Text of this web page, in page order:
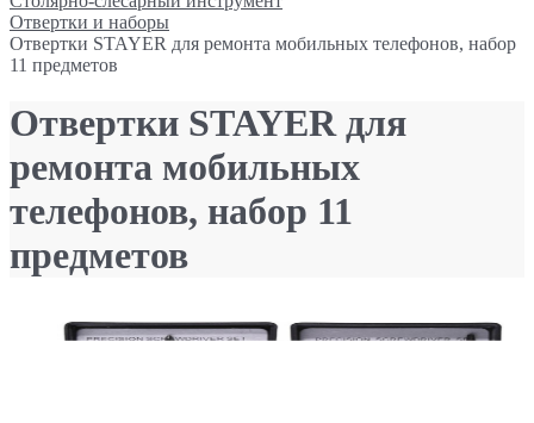
Отвертки и наборы
Отвертки STAYER для ремонта мобильных телефонов, набор
11 предметов
Отвертки STAYER для
ремонта мобильных
телефонов, набор 11
предметов